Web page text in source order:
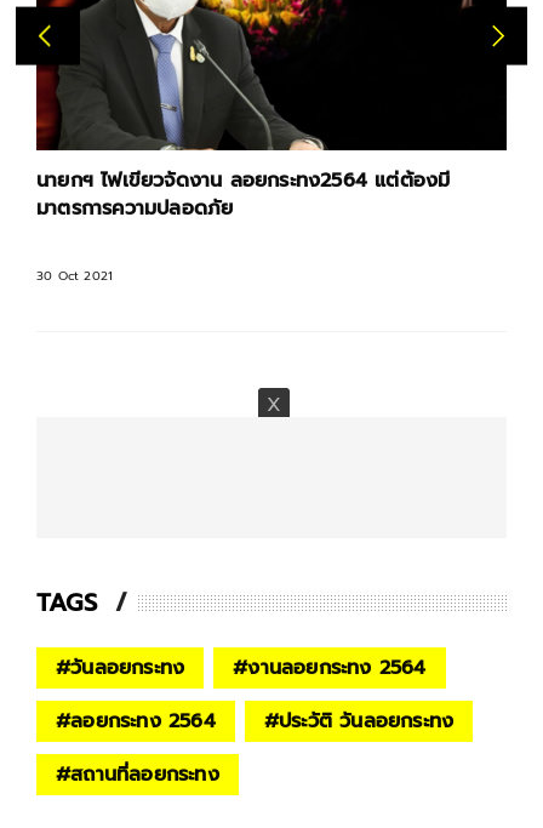
นายกฯ ไฟเขียวจัดงาน ลอยกระทง2564 แต่ต้องมี
มาตรการความปลอดภัย
30 Oct 2021
TAGS
#วันลอยกระทง #งานลอยกระทง 2564
#ลอยกระทง 2564 #ประวัติ วันลอยกระทง
#สถานที่ลอยกระทง